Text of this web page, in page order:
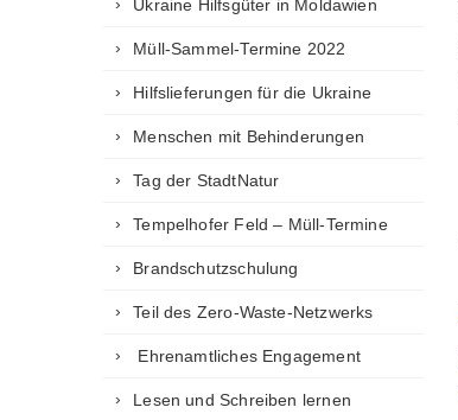
Ukraine Hilfsgüter in Moldawien
Müll-Sammel-Termine 2022
Hilfslieferungen für die Ukraine
Menschen mit Behinderungen
Tag der StadtNatur
Tempelhofer Feld – Müll-Termine
Brandschutzschulung
Teil des Zero-Waste-Netzwerks
Ehrenamtliches Engagement
Lesen und Schreiben lernen